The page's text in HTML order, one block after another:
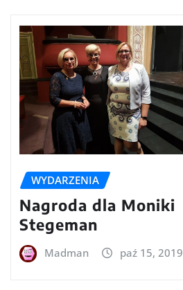
WYDARZENIA
Nagroda dla Moniki
Stegeman
Madman paź 15, 2019